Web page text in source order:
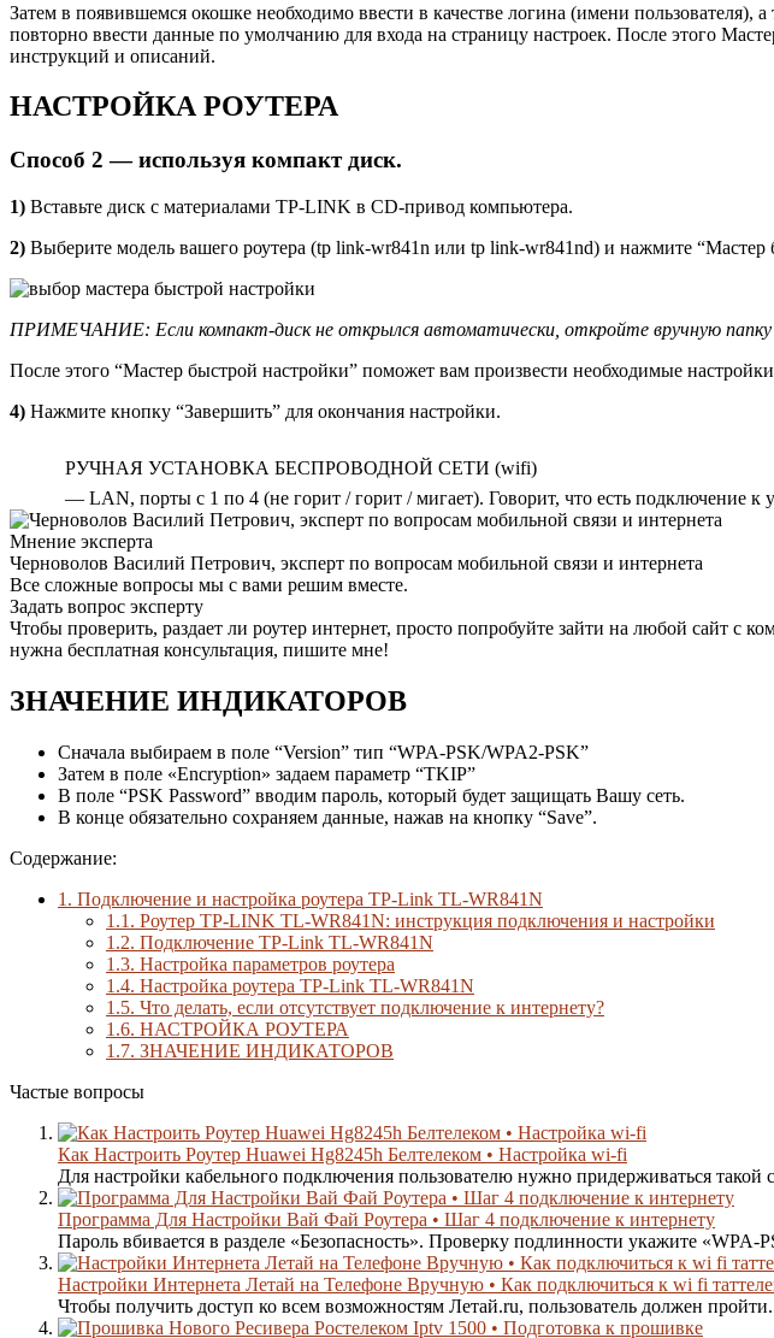
Затем в появившемся окошке необходимо ввести в качестве логина (имени
повторно ввести данные по умолчанию для входа на страницу настроек. После этого
инструкций и описаний.
НАСТРОЙКА РОУТЕРА
Способ 2 — используя компакт диск.
1) Вставьте диск с материалами TP-LINK в CD-привод компьютера.
2) Выберите модель вашего роутера (tp link-wr841n или tp link-wr841nd) и нажмите “Мастер
ПРИМЕЧАНИЕ: Если компакт-диск не открылся автоматически, откройте вручную папку
После этого “Мастер быстрой настройки” поможет вам произвести необходимые
4) Нажмите кнопку “Завершить” для окончания настройки.
РУЧНАЯ УСТАНОВКА БЕСПРОВОДНОЙ СЕТИ (wifi)
— LAN, порты с 1 по 4 (не горит / горит / мигает). Говорит, что есть подключение к
Мнение эксперта
Черноволов Василий Петрович, эксперт по вопросам мобильной связи и интернета
Все сложные вопросы мы с вами решим вместе.
Задать вопрос эксперту
Чтобы проверить, раздает ли роутер интернет, просто попробуйте зайти на любой сайт
нужна бесплатная консультация, пишите мне!
ЗНАЧЕНИЕ ИНДИКАТОРОВ
Сначала выбираем в поле “Ver­sion” тип “WPA-PSK/WPA2-PSK”
Затем в поле «Encryp­tion» задаем параметр “TKIP”
В поле “PSK Pass­word” вводим пароль, который будет защищать Вашу сеть.
В конце обязательно сохраняем данные, нажав на кнопку “Save”.
Содержание:
1. Подключение и настройка роутера TP-Link TL-WR841N
1.1. Роутер TP-LINK TL-WR841N: инструкция подключения и настройки
1.2. Подключение TP-Link TL-WR841N
1.3. Настройка параметров роутера
1.4. Настройка роутера TP-Link TL-WR841N
1.5. Что делать, если отсутствует подключение к интернету?
1.6. НАСТРОЙКА РОУТЕРА
1.7. ЗНАЧЕНИЕ ИНДИКАТОРОВ
Частые вопросы
Как Настроить Роутер Huawei Hg8245h Белтелеком • Настройка wi-fi
Для настройки кабельного подключения пользователю нужно придерживаться такой
Программа Для Настройки Вай Фай Роутера • Шаг 4 подключение к интернету
Пароль вбивается в разделе «Безопасность». Проверку подлинности укажите «WPA-
Настройки Интернета Летай на Телефоне Вручную • Как подключиться к wi fi
Чтобы получить доступ ко всем возможностям Летай.ru, пользователь должен